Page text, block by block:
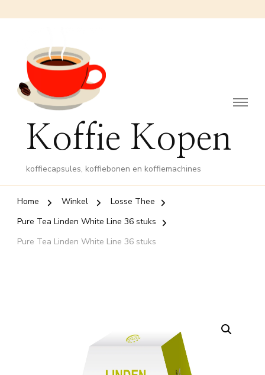
Koffie Kopen
koffiecapsules, koffiebonen en koffiemachines
Home Winkel
Losse Thee
Pure Tea Linden White Line 36 stuks
Pure Tea Linden White Line 36 stuks